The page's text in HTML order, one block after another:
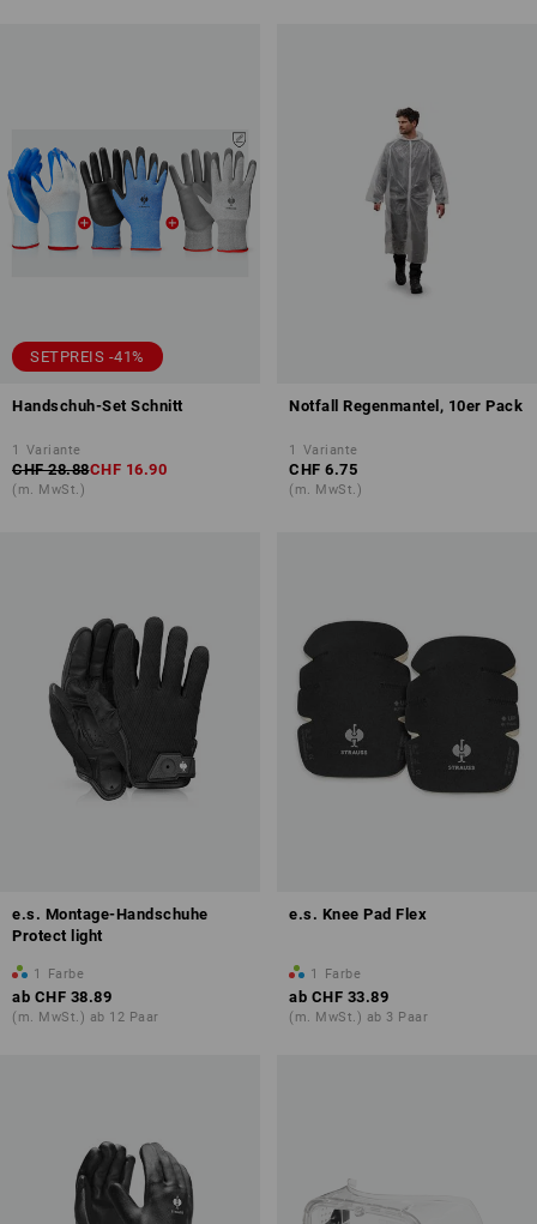
SETPREIS -41%
Handschuh-Set Schnitt
1 Variante
CHF 28.88CHF 16.90
(m. MwSt.)
Notfall Regenmantel, 10er Pack
1 Variante
CHF 6.75
(m. MwSt.)
e.s. Montage-Handschuhe
Protect light
1 Farbe
ab CHF 38.89
(m. MwSt.) ab 12 Paar
e.s. Knee Pad Flex
1 Farbe
ab CHF 33.89
(m. MwSt.) ab 3 Paar